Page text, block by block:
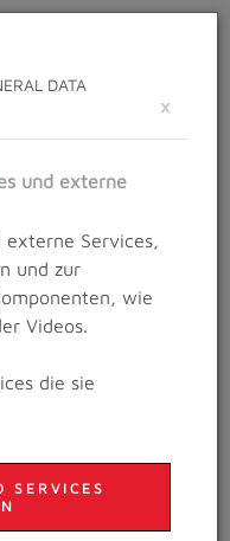
Trailrunning
1.
DATA
×
und externe
externe Services,
und zur
wie
Videos.
die sie
SERVICES